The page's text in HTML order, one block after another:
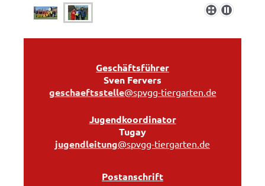
Geschäftsführer
Sven Fervers
geschaeftsstelle@spvgg-tiergarten.de
Jugendkoordinator
Tugay
jugendleitung@spvgg-tiergarten.de
Postanschrift